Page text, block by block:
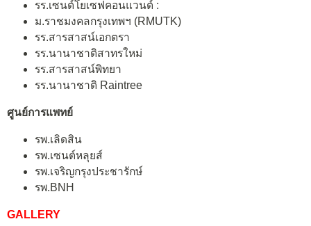
รร.เซนต์โยเซฟคอนแวนต์ :
ม.ราชมงคลกรุงเทพฯ (RMUTK)
รร.สารสาสน์เอกตรา
รร.นานาชาติสาทรใหม่
รร.สารสาสน์พิทยา
รร.นานาชาติ Raintree
ศูนย์การแพทย์
รพ.เลิดสิน
รพ.เซนต์หลุยส์
รพ.เจริญกรุงประชารักษ์
รพ.BNH
GALLERY